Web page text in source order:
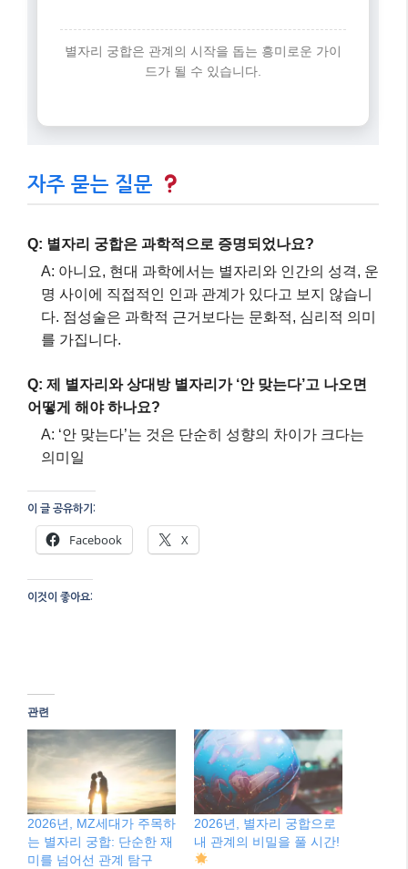
별자리 궁합은 관계의 시작을 돕는 흥미로운 가이
드가 될 수 있습니다.
자주 묻는 질문
Q: 별자리 궁합은 과학적으로 증명되었나요?
A: 아니요, 현대 과학에서는 별자리와 인간의 성격, 운
명 사이에 직접적인 인과 관계가 있다고 보지 않습니
다. 점성술은 과학적 근거보다는 문화적, 심리적 의미
를 가집니다.
Q: 제 별자리와 상대방 별자리가 ‘안 맞는다’고 나오면
어떻게 해야 하나요?
A: ‘안 맞는다’는 것은 단순히 성향의 차이가 크다는
의미일
이 글 공유하기:
Facebook X
이것이 좋아요:
관련
2026년, MZ세대가 주목하
는 별자리 궁합: 단순한 재
미를 넘어선 관계 탐구
2026년, 별자리 궁합으로
내 관계의 비밀을 풀 시간!